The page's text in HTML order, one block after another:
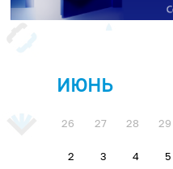
ИЮНЬ
26 27 28 29
2 3 4 5